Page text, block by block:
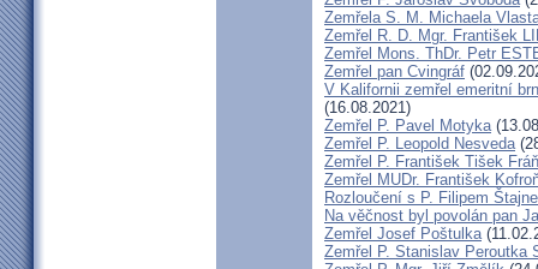
Zemřela S. M. Michaela
Zemřel R. D. Mgr. František
Zemřel Mons. ThDr. Petr
Zemřel pan Cvingráf
V Kalifornii zemřel emeritní
(16.08.2021)
Zemřel P. Pavel Motyka
Zemřel P. Leopold Nesveda
Zemřel P. František Tišek
Zemřel MUDr. František
Rozloučení s P. Filipem
Na věčnost byl povolán pan
Zemřel Josef Poštulka
Zemřel P. Stanislav Peroutka